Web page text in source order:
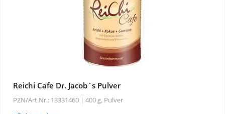
Reichi Cafe Dr. Jacob`s Pulver
PZN/Art.Nr.: 13331460 | 400 g, Pulver